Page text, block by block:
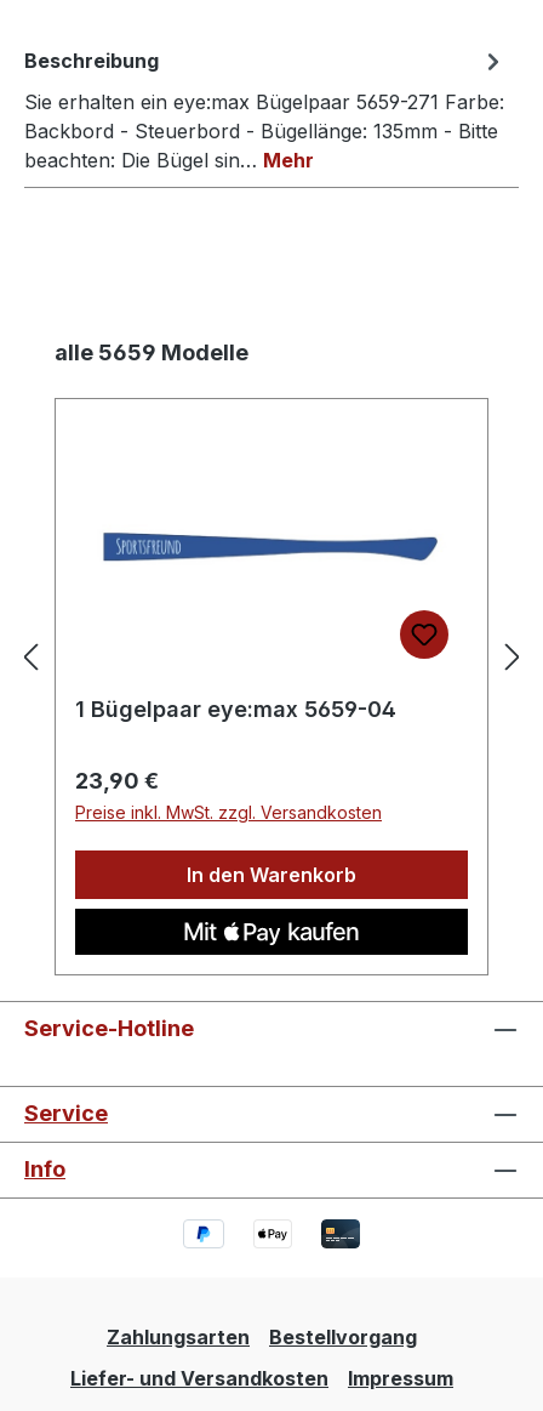
Beschreibung
Sie erhalten ein eye:max Bügelpaar 5659-271 Farbe:
Backbord - Steuerbord - Bügellänge: 135mm - Bitte
beachten: Die Bügel sin… Mehr
Produktgalerie überspringen
alle 5659 Modelle
1 Bügelpaar eye:max 5659-04
Regulärer Preis:
23,90 €
Preise inkl. MwSt. zzgl. Versandkosten
In den Warenkorb
Service-Hotline
Service
Info
Zahlungsarten
Bestellvorgang
Liefer- und Versandkosten
Impressum